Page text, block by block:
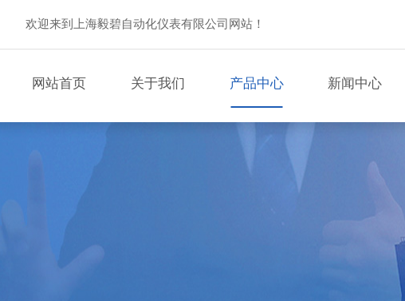
欢迎来到上海毅碧自动化仪表有限公司网站！
网站首页 关于我们 产品中心 新闻中心